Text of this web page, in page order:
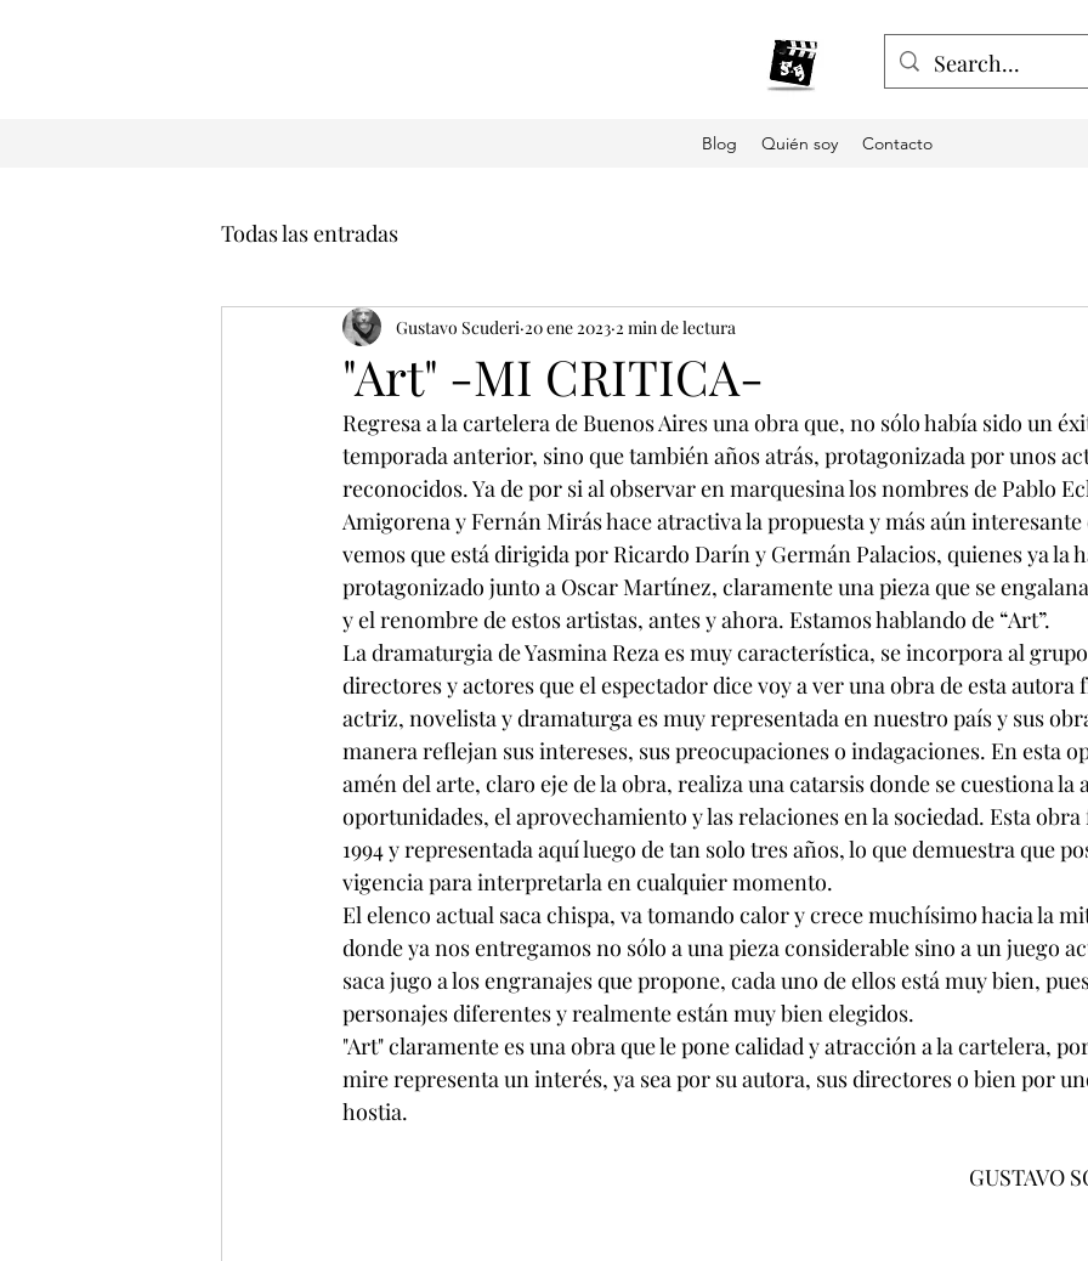
Blog Quién soy Contacto
Todas las entradas
"Art" -MI CRITICA-
Gustavo Scuderi 20 ene 2023 2 min de lectura
Regresa a la cartelera de Buenos Aires una obra que, no sólo había sido un
temporada anterior, sino que también años atrás, protagonizada por unos
reconocidos. Ya de por si al observar en marquesina los nombres de Pablo
Amigorena y Fernán Mirás hace atractiva la propuesta y más aún interesante
vemos que está dirigida por Ricardo Darín y Germán Palacios, quienes ya la
protagonizado junto a Oscar Martínez, claramente una pieza que se
y el renombre de estos artistas, antes y ahora. Estamos hablando de “Art”.
La dramaturgia de Yasmina Reza es muy característica, se incorpora al
directores y actores que el espectador dice voy a ver una obra de esta autora
actriz, novelista y dramaturga es muy representada en nuestro país y sus
manera reflejan sus intereses, sus preocupaciones o indagaciones. En esta
amén del arte, claro eje de la obra, realiza una catarsis donde se cuestiona la
oportunidades, el aprovechamiento y las relaciones en la sociedad. Esta obra
1994 y representada aquí luego de tan solo tres años, lo que demuestra que
vigencia para interpretarla en cualquier momento.
El elenco actual saca chispa, va tomando calor y crece muchísimo hacia la
donde ya nos entregamos no sólo a una pieza considerable sino a un juego
saca jugo a los engranajes que propone, cada uno de ellos está muy bien,
personajes diferentes y realmente están muy bien elegidos.
"Art" claramente es una obra que le pone calidad y atracción a la cartelera,
mire representa un interés, ya sea por su autora, sus directores o bien por
hostia.